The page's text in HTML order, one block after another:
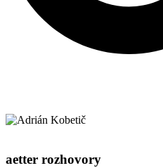
aetter rozhovory